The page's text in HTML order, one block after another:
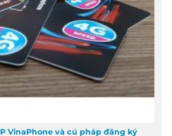
VinaPhone và cú pháp đăng ký